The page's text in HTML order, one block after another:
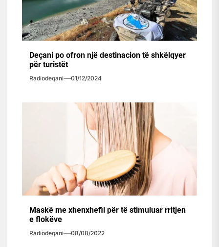
Deçani po ofron një destinacion të shkëlqyer
për turistët
Radiodeqani 01/12/2024
Maskë me xhenxhefil për të stimuluar rritjen
e flokëve
Radiodeqani 08/08/2022